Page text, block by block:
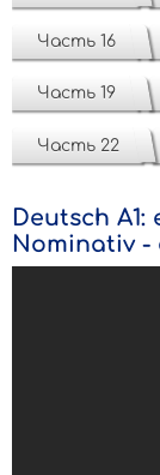
Часть 16
Часть 19
Часть 22
Deutsch
Nominativ -